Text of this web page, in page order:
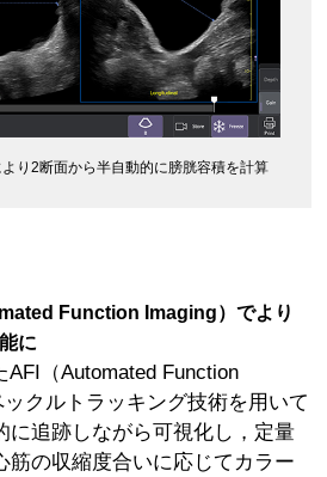
り2断面から半自動的に膀胱容積を計算
Function Imaging）でより
に
（Automated Function
クルトラッキング技術を用いて
に追跡しながら可視化し，定量
筋の収縮度合いに応じてカラー